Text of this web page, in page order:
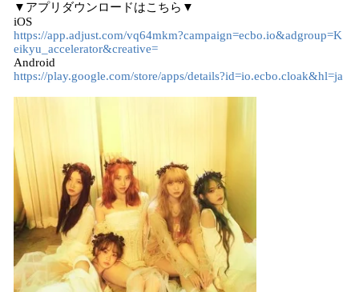
▼アプリダウンロードはこちら▼
iOS
https://app.adjust.com/vq64mkm?campaign=ecbo.io&adgroup=K
eikyu_accelerator&creative=
Android
https://play.google.com/store/apps/details?id=io.ecbo.cloak&hl=ja